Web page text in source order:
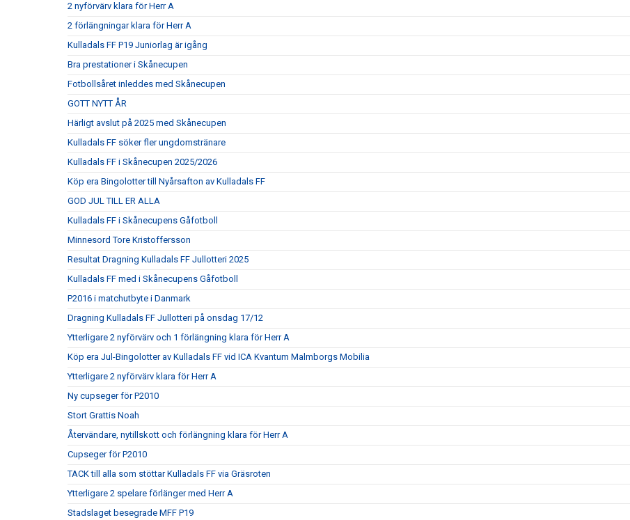
2 nyförvärv klara för Herr A
2 förlängningar klara för Herr A
Kulladals FF P19 Juniorlag är igång
Bra prestationer i Skånecupen
Fotbollsåret inleddes med Skånecupen
GOTT NYTT ÅR
Härligt avslut på 2025 med Skånecupen
Kulladals FF söker fler ungdomstränare
Kulladals FF i Skånecupen 2025/2026
Köp era Bingolotter till Nyårsafton av Kulladals FF
GOD JUL TILL ER ALLA
Kulladals FF i Skånecupens Gåfotboll
Minnesord Tore Kristoffersson
Resultat Dragning Kulladals FF Jullotteri 2025
Kulladals FF med i Skånecupens Gåfotboll
P2016 i matchutbyte i Danmark
Dragning Kulladals FF Jullotteri på onsdag 17/12
Ytterligare 2 nyförvärv och 1 förlängning klara för Herr A
Köp era Jul-Bingolotter av Kulladals FF vid ICA Kvantum Malmborgs Mobilia
Ytterligare 2 nyförvärv klara för Herr A
Ny cupseger för P2010
Stort Grattis Noah
Återvändare, nytillskott och förlängning klara för Herr A
Cupseger för P2010
TACK till alla som stöttar Kulladals FF via Gräsroten
Ytterligare 2 spelare förlänger med Herr A
Stadslaget besegrade MFF P19